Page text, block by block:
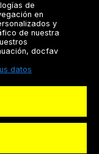
de
en
y
de nuestra
docfav
datos